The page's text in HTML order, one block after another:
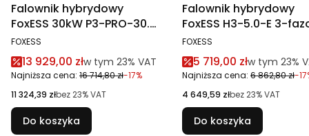
Falownik hybrydowy
FoxESS 30kW P3-PRO-30.0
3-fazowy
wysokonapięciowy
PRODUCENT
FOXESS
Cena promocyjna brutto
13 929,00 złw tym %s VAT
w tym 23% VAT
Najniższa cena: 16 714,80 zł-17%
Cena netto
11 324,39 złbez 23% VAT
Do koszyka
Falownik hybrydowy
FoxESS H3-5.0-E 3-
z funkcją Eps
PRODUCENT
FOXESS
Cena promocyjna
5 719,00 złw tym %s
w tym 23%
Najniższa cena: 6 862,80 zł-
Cena netto
4 649,59 złbez 23% VAT
Do koszyka